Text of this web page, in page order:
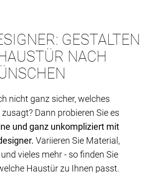
GESTALTEN
NACH
nicht ganz sicher, welches
Dann probieren Sie es
und ganz unkompliziert mit
Variieren Sie Material,
vieles mehr - so finden Sie
Haustür zu Ihnen passt.